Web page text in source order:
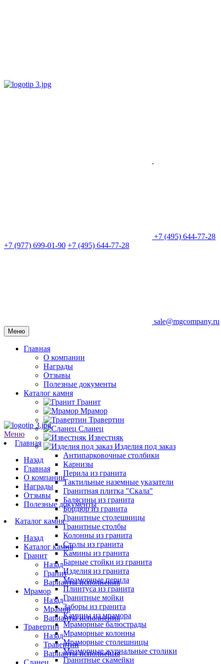
+7 (495) 644-77-28
+7 (977) 699-01-90 +7 (495) 644-77-28
sale@mgcompany.ru
Меню
Главная
О компании
Награды
Отзывы
Полезные документы
Каталог камня
Гранит
Мрамор
Травертин
Сланец
Известняк
Изделия под заказ
Антипарковочные столбики
Карнизы
Перила из гранита
Тактильные наземные указатели
Гранитная плитка "Скала"
Балясины из гранита
Бордюр из гранита
Гранитные столешницы
Гранитные столбы
Колонны из гранита
Столы из гранита
Камины из гранита
Барные стойки из гранита
Изделия из гранита
Мраморные перила
Плинтуса из гранита
Гранитные мойки
Заборы из гранита
Камины из мрамора
Мраморные балюстрады
Мраморные колонны
Мраморные столешницы
Мраморные журнальные столики
Гранитные скамейки
Меню
Главная
Назад
Главная
О компании
Награды
Отзывы
Полезные документы
Каталог камня
Назад
Каталог камня
Гранит
Назад
Гранит
Варианты исполнения
Мрамор
Назад
Мрамор
Варианты исполнения
Травертин
Назад
Травертин
Варианты исполнения
Сланец